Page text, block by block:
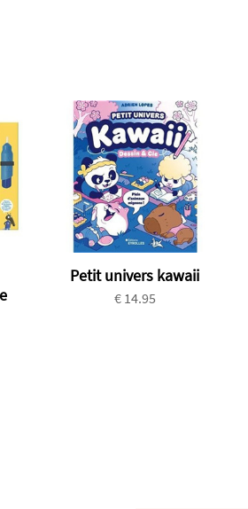
Petit univers kawaii
€ 14.95